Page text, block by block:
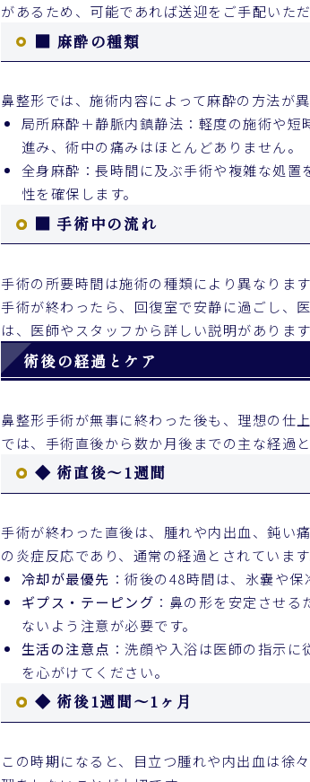
があるため、可能であれば送迎をご手配いた
■ 麻酔の種類
鼻整形では、施術内容によって麻酔の方法が異
局所麻酔＋静脈内鎮静法：軽度の施術や
進み、術中の痛みはほとんどありません。
全身麻酔：長時間に及ぶ手術や複雑な処
性を確保します。
■ 手術中の流れ
手術の所要時間は施術の種類により異なりま
手術が終わったら、回復室で安静に過ごし、
は、医師やスタッフから詳しい説明があります
術後の経過とケア
鼻整形手術が無事に終わった後も、理想の仕
では、手術直後から数か月後までの主な経過
◆ 術直後〜1週間
手術が終わった直後は、腫れや内出血、鈍い
の炎症反応であり、通常の経過とされています
冷却が最優先 ：術後の48時間は、氷嚢や
ギプス・テーピング ：鼻の形を安定させ
ないよう注意が必要です。
生活の注意点 ：洗顔や入浴は医師の指示
を心がけてください。
◆ 術後1週間〜1ヶ月
この時期になると、目立つ腫れや内出血は徐